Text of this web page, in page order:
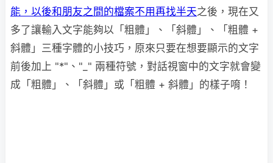
能，以後和朋友之間的檔案不用再找半天之後，現在又
多了讓輸入文字能夠以「粗體」、「斜體」、「粗體 +
斜體」三種字體的小技巧，原來只要在想要顯示的文字
前後加上 "*"、"_" 兩種符號，對話視窗中的文字就會變
成「粗體」、「斜體」或「粗體 + 斜體」的樣子唷！